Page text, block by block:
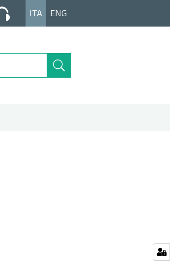
ITA ENG
Cerca
nel